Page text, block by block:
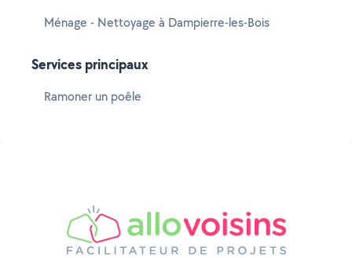
Ménage - Nettoyage à Dampierre-les-Bois
Services principaux
Ramoner un poêle